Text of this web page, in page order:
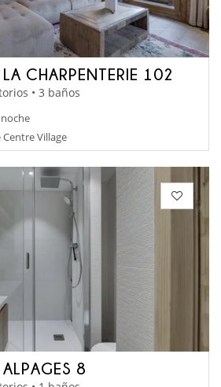
CHARPENTERIE 102
• 3 baños
Centre Village
8